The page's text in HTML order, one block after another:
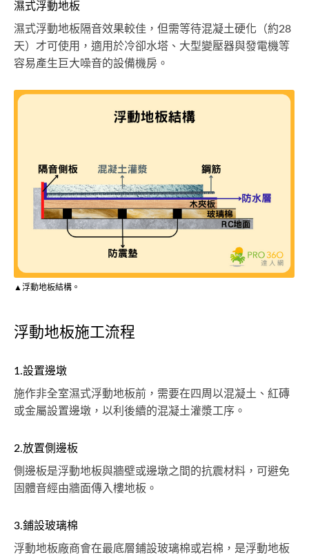
濕式浮動地板
濕式浮動地板隔音效果較佳，但需等待混凝土硬化（約28
天）才可使用，適用於冷卻水塔、大型變壓器與發電機等
容易產生巨大噪音的設備機房。
▲浮動地板結構。
浮動地板施工流程
1.設置邊墩
施作非全室濕式浮動地板前，需要在四周以混凝土、紅磚
或金屬設置邊墩，以利後續的混凝土灌漿工序。
2.放置側邊板
側邊板是浮動地板與牆壁或邊墩之間的抗震材料，可避免
固體音經由牆面傳入樓地板。
3.鋪設玻璃棉
浮動地板廠商會在最底層鋪設玻璃棉或岩棉，是浮動地板